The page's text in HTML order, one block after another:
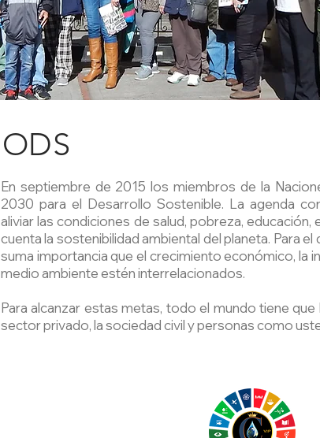
ODS
En septiembre de 2015 los miembros de la
2030 para el Desarrollo Sostenible. La agenda
aliviar las condiciones de salud, pobreza,
cuenta la sostenibilidad ambiental del planeta. Para
suma importancia que el crecimiento económico, la
medio ambiente estén interrelacionados.
Para alcanzar estas metas, todo el mundo tiene
sector privado, la sociedad civil y personas como